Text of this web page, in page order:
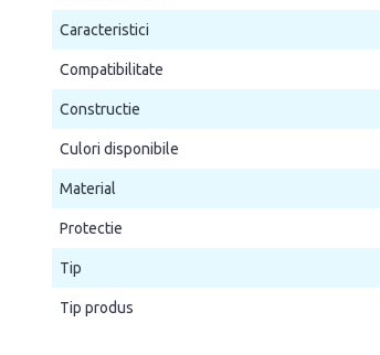
Caracteristici
Compatibilitate
Constructie
Culori disponibile
Material
Protectie
Tip
Tip produs